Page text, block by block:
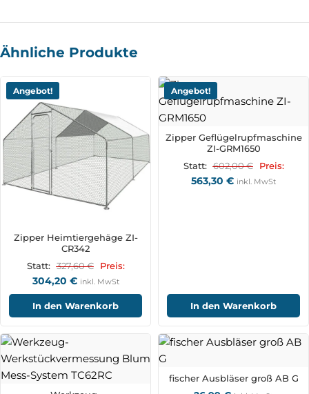
Ähnliche Produkte
Angebot!
Zipper Heimtiergehäge ZI-
CR342
Statt: 327,60€ Preis:
304,20 € inkl. MwSt
In den Warenkorb
Angebot!
Zipper Geflügelrupfmaschine
ZI-GRM1650
Statt: 602,00€ Preis:
563,30 € inkl. MwSt
In den Warenkorb
fischer Ausbläser groß AB G